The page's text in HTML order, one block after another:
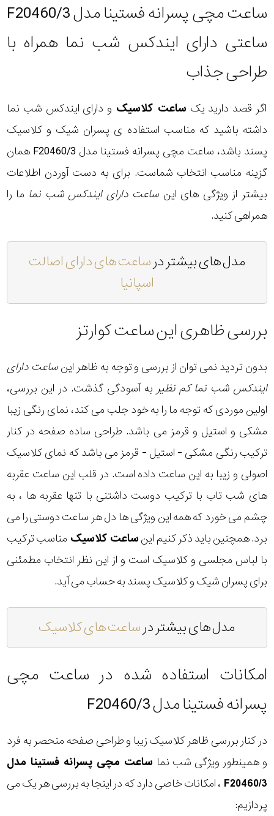
ساعت مچی پسرانه فستینا مدل F20460/3
ساعتی دارای ایندکس شب نما همراه با
طراحی جذاب
اگر قصد دارید یک ساعت کلاسیک و دارای ایندکس شب نما
داشته باشید که مناسب استفاده ی پسران شیک و کلاسیک
پسند باشد، ساعت مچی پسرانه فستینا مدل F20460/3 همان
گزینه مناسب انتخاب شماست. برای به دست آوردن اطلاعات
بیشتر از ویژگی های این ساعت دارای ایندکس شب نما ما را
همراهی کنید.
مدل های بیشتر درساعت های دارای اصالت
اسپانیا
بررسی ظاهری این ساعت کوارتز
بدون تردید نمی توان از بررسی و توجه به ظاهر اینساعت دارای
ایندکس شب نما کم نظیر به آسودگی گذشت. در این بررسی،
اولین موردی که توجه ما را به خود جلب می کند، نمای رنگی زیبا
مشکی و استیل و قرمز می باشد. طراحی ساده صفحه در کنار
ترکیب رنگی مشکی - استیل - قرمز می باشد که نمای کلاسیک
اصولی و زیبا به این ساعت داده است. در قلب این ساعت عقربه
های شب تاب با ترکیب دوست داشتنی با تنها عقربه ها ، به
چشم می خورد که همه این ویژگی ها دل هر ساعت دوستی را می
برد. همچنین باید ذکر کنیم اینساعت کلاسیک مناسب ترکیب
با لباس مجلسی و کلاسیک است و از این نظر انتخاب مطمئنی
برای پسران شیک و کلاسیک پسند به حساب می آید.
مدل های بیشتر درساعت های کلاسیک
امکانات استفاده شده در ساعت مچی
پسرانه فستینا مدل F20460/3
در کنار بررسی ظاهر کلاسیک زیبا و طراحی صفحه منحصر به فرد
و همینطور ویژگی شب نما ساعت مچی پسرانه فستینا مدل
F20460/3 ، امکانات خاصی دارد که در اینجا به بررسی هر یک می
پردازیم: